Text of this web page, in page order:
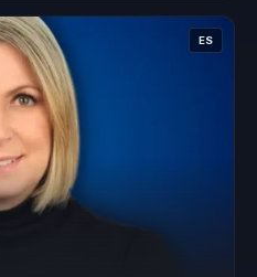
ES